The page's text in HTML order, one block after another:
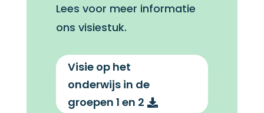
Lees voor meer informatie
ons visiestuk.
Visie op het
onderwijs in de
groepen 1 en 2